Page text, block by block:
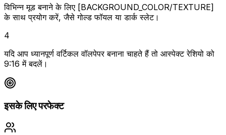
विभिन्न मूड बनाने के लिए [BACKGROUND_COLOR/TEXTURE]
के साथ प्रयोग करें, जैसे गोल्ड फॉयल या डार्क स्लेट।
4
यदि आप ध्यानपूर्ण वर्टिकल वॉलपेपर बनाना चाहते हैं तो आस्पेक्ट रेशियो को
9:16 में बदलें।
इसके लिए परफेक्ट